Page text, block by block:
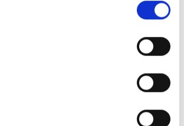
2026
en god juridisk indsigt, men ønsker at
i detaljen, vil Boligjurauddannelsen
valg.